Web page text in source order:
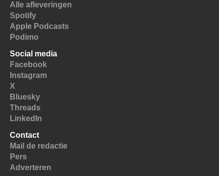
Alle afleveringen
Spotify
Apple Podcasts
Podimo
Social media
Facebook
Instagram
X
Bluesky
Threads
LinkedIn
Contact
Mail de redactie
Pers
Adverteren